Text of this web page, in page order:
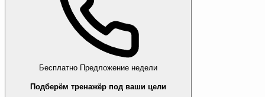
Бесплатно Предложение недели
Подберём тренажёр под ваши цели